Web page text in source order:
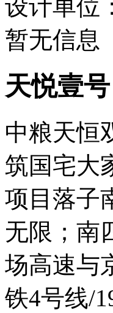
设计单位：
暂无信息
天悦壹
中粮天恒
筑国宅大
项目落子
无限；南
场高速与
铁4号线/